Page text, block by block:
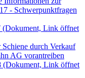
- Schwerpunktfragen
(Dokument, Link öffnet
durch Verkauf
AG vorantreiben
(Dokument, Link öffnet